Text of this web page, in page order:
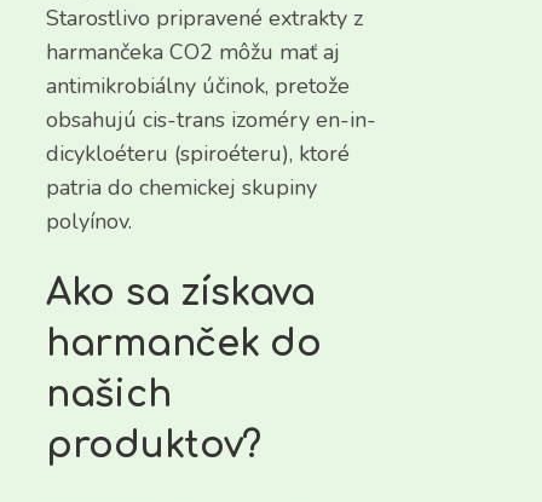
Starostlivo pripravené extrakty z
harmančeka CO2 môžu mať aj
antimikrobiálny účinok, pretože
obsahujú cis-trans izoméry en-in-
dicykloéteru (spiroéteru), ktoré
patria do chemickej skupiny
polyínov.
Ako sa získava
harmanček do
našich
produktov?